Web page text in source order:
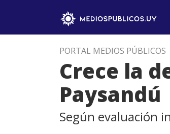
PORTAL MEDIOS PÚBLICOS
Crece la
Paysandú
Según evaluación